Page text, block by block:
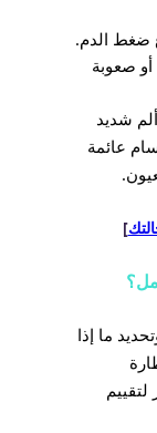
ضغط الدم.
أو صعوبة
شديد
عائمة
]
ما إذا